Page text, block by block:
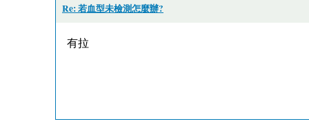
Re: 若血型未檢測怎麼辦?
有拉